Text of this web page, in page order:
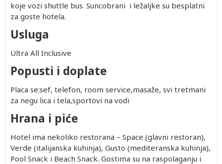
koje vozi shuttle bus. Suncobrani i ležaljke su besplatni
za goste hotela.
Usluga
Ultra All Inclusive
Popusti i doplate
Placa se:sef, telefon, room service,masaže, svi tretmani
za negu lica i tela,sportovi na vodi
Hrana i piće
Hotel ima nekoliko restorana – Space (glavni restoran),
Verde (italijanska kuhinja), Gusto (mediteranska kuhinja),
Pool Snack i Beach Snack. Gostima su na raspolaganju i